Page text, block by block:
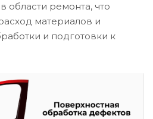
области ремонта, что
материалов и
и подготовки к